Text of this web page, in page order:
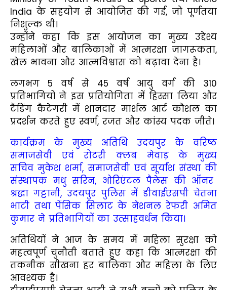
India के सहयोग से आयोजित की गई, जो पूर्णतया
निशुल्क थी।
उन्होंने कहा कि इस आयोजन का मुख्य उद्देश्य
महिलाओं और बालिकाओं में आत्मरक्षा जागरूकता,
खेल भावना और आत्मविश्वास को बढ़ावा देना है।
लगभग 5 वर्ष से 45 वर्ष आयु वर्ग की 310
प्रतिभागियों ने इस प्रतियोगिता में हिस्सा लिया और
टैंडिंग कैटेगरी में शानदार मार्शल आर्ट कौशल का
प्रदर्शन करते हुए स्वर्ण, रजत और कांस्य पदक जीते।
कार्यक्रम के मुख्य अतिथि उदयपुर के वरिष्ठ
समाजसेवी एवं रोटरी क्लब मेवाड़ के मुख्य
सचिवमुकेश शर्मा, समाजसेवी एवं सूर्यांश संस्था की
संस्थापक मधुसरिन, ओरिएंटल पैलेस की ऑनर
श्रद्धा गट्टानी, उदयपुर पुलिस में डीवाईएसपी चेतना
भाटी तथा पेंसिक सिलाट के नेशनल रेफरी अमित
कुमार ने प्रतिभागियों का उत्साहवर्धन किया।
अतिथियों ने आज के समय में महिला सुरक्षा को
महत्वपूर्ण चुनौती बताते हुए कहा कि आत्मरक्षा की
तकनीक सीखना हर बालिका और महिला के लिए
आवश्यक है।